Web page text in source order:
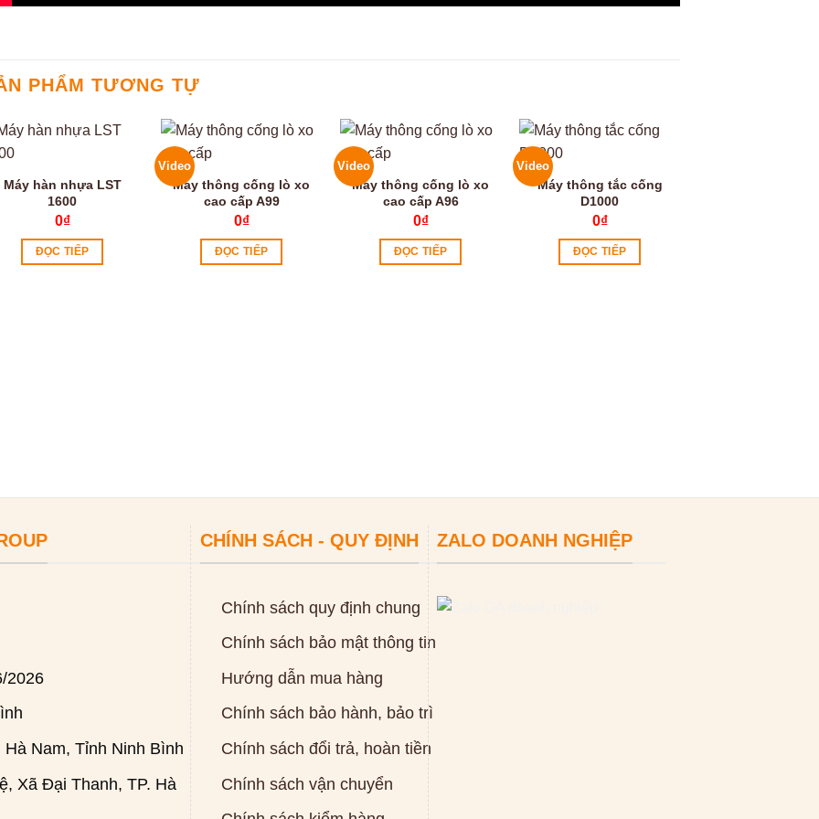
PHẨM TƯƠNG TỰ
Máy hàn nhựa LST
1600
0₫
ĐỌC TIẾP
Video
Máy thông cống lò xo
cao cấp A99
0₫
ĐỌC TIẾP
Video
Máy thông cống lò xo
cao cấp A96
0₫
ĐỌC TIẾP
Video
Máy thông tắc cống
D1000
0₫
ĐỌC TIẾP
2026
Nam, Tỉnh Ninh Bình
Xã Đại Thanh, TP. Hà
CHÍNH SÁCH - QUY ĐỊNH
Chính sách quy định chung
Chính sách bảo mật thông tin
Hướng dẫn mua hàng
Chính sách bảo hành, bảo trì
Chính sách đổi trả, hoàn tiền
Chính sách vận chuyển
ZALO DOANH NGHIỆP